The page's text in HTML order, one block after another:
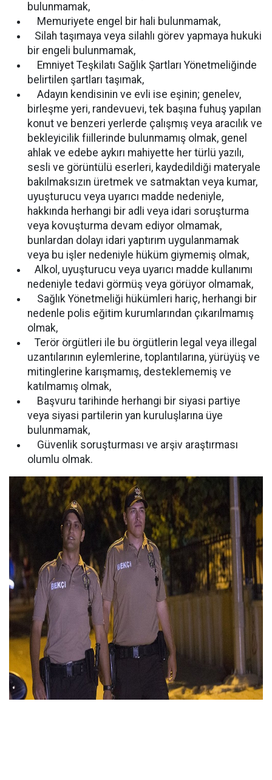
bulunmamak,
Memuriyete engel bir hali bulunmamak,
Silah taşımaya veya silahlı görev yapmaya hukuki
bir engeli bulunmamak,
Emniyet Teşkilatı Sağlık Şartları Yönetmeliğinde
belirtilen şartları taşımak,
Adayın kendisinin ve evli ise eşinin; genelev,
birleşme yeri, randevuevi, tek başına fuhuş yapılan
konut ve benzeri yerlerde çalışmış veya aracılık ve
bekleyicilik fiillerinde bulunmamış olmak, genel
ahlak ve edebe aykırı mahiyette her türlü yazılı,
sesli ve görüntülü eserleri, kaydedildiği materyale
bakılmaksızın üretmek ve satmaktan veya kumar,
uyuşturucu veya uyarıcı madde nedeniyle,
hakkında herhangi bir adli veya idari soruşturma
veya kovuşturma devam ediyor olmamak,
bunlardan dolayı idari yaptırım uygulanmamak
veya bu işler nedeniyle hüküm giymemiş olmak,
Alkol, uyuşturucu veya uyarıcı madde kullanımı
nedeniyle tedavi görmüş veya görüyor olmamak,
Sağlık Yönetmeliği hükümleri hariç, herhangi bir
nedenle polis eğitim kurumlarından çıkarılmamış
olmak,
Terör örgütleri ile bu örgütlerin legal veya illegal
uzantılarının eylemlerine, toplantılarına, yürüyüş ve
mitinglerine karışmamış, desteklememiş ve
katılmamış olmak,
Başvuru tarihinde herhangi bir siyasi partiye
veya siyasi partilerin yan kuruluşlarına üye
bulunmamak,
Güvenlik soruşturması ve arşiv araştırması
olumlu olmak.